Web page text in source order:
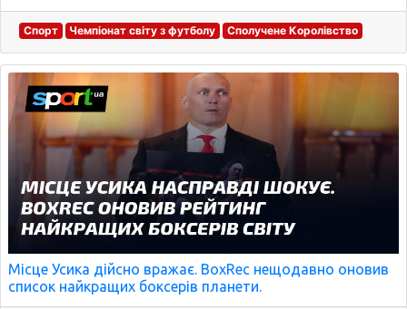
Спорт Чемпіонат світу з футболу Сполучене Королівство
Місце Усика дійсно вражає. BoxRec нещодавно оновив
список найкращих боксерів планети.